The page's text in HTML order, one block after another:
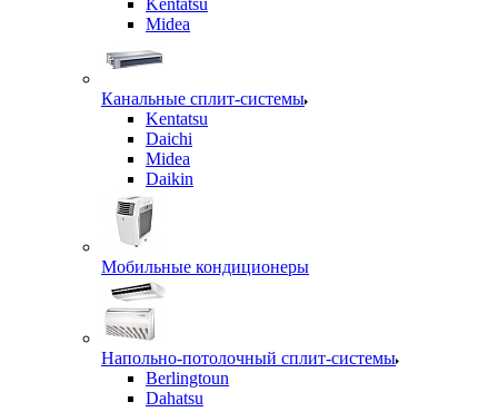
Kentatsu
Midea
Канальные сплит-системы
Kentatsu
Daichi
Midea
Daikin
Мобильные кондиционеры
Напольно-потолочный сплит-системы
Berlingtoun
Dahatsu